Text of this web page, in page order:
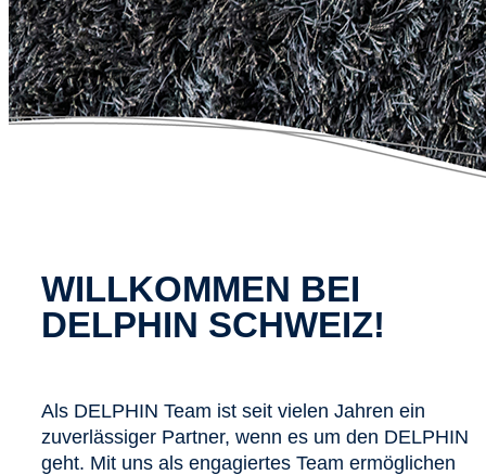
WILLKOMMEN BEI
DELPHIN SCHWEIZ!
Als DELPHIN Team ist seit vielen Jahren ein
zuverlässiger Partner, wenn es um den DELPHIN
geht. Mit uns als engagiertes Team ermöglichen